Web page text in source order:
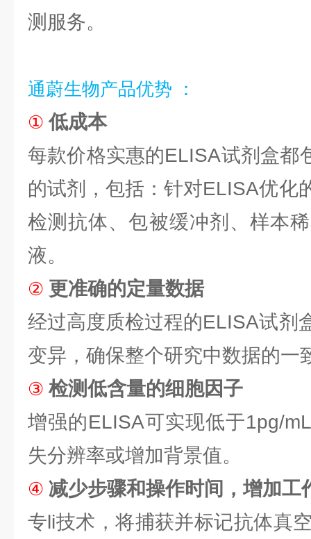
测服务。
通蔚生物产品优势 ：
①低成本
每款价格实惠的ELISA试剂盒都
的试剂，包括：针对ELISA优化
检测抗体、包被缓冲剂、样本
液。
② 更准确的定量数据
经过高度质检过程的ELISA试剂
变异，确保整个研究中数据的一
③ 检测低含量的细胞因子
增强的ELISA可实现低于1pg/
失分辨率或增加背景值。
④ 减少步骤和操作时间，增加工
专li技术，将捕获并标记抗体真